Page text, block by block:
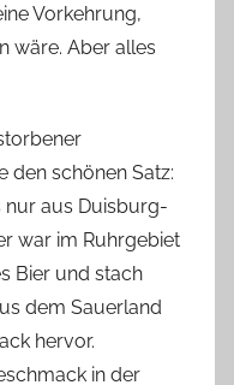
Vorkehrung,
wäre. Aber alles
den schönen Satz:
nur aus Duisburg-
war im Ruhrgebiet
Bier und stach
dem Sauerland
hervor.
in der